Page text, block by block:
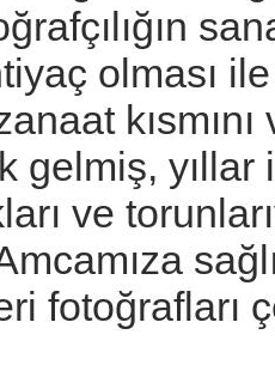
olması
gelmiş,
ve
fotoğrafları